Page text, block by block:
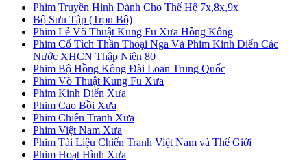
Phim Truyền Hình Dành Cho Thế Hệ 7x,8x,9x
Bộ Sưu Tập (Trọn Bộ)
Phim Lẻ Võ Thuật Kung Fu Xưa Hồng Kông
Phim Cổ Tích Thần Thoại Nga Và Phim Kinh Điển Các
Nước XHCN Thập Niên 80
Phim Bộ Hồng Kông Đài Loan Trung Quốc
Phim Võ Thuật Kung Fu Xưa
Phim Kinh Điển Xưa
Phim Cao Bồi Xưa
Phim Chiến Tranh Xưa
Phim Việt Nam Xưa
Phim Tài Liệu Chiến Tranh Việt Nam và Thế Giới
Phim Hoạt Hình Xưa